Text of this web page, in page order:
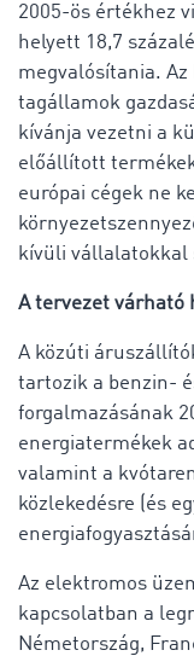
2005-ös értékhez
helyett 18,7
megvalósítania.
tagállamok
kívánja vezetni a
előállított
európai cégek ne
kívüli vállalatokkal
A tervezet várható
A közúti
tartozik a benzin-
forgalmazásának
energiatermékek
valamint a
közlekedésre (és
Az elektromos
kapcsolatban a
Németország,